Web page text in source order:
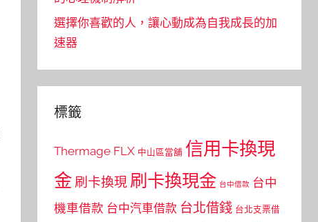
選擇你喜歡的人，讓心動成為自我成長的加
速器
標籤
Thermage FLX 中山區當舖 信用卡換現
金 刷卡換現 刷卡換現金 台中借款 台中
機車借款 台中汽車借款 台北借錢 台北支票借